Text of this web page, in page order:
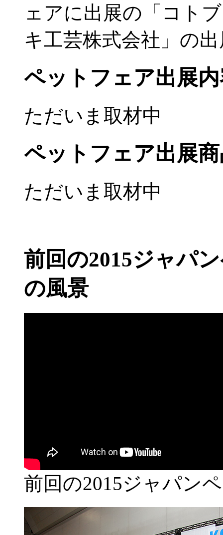
ェアに出展の「コトブ
キ工芸株式会社」の
ペットフェア出展
ただいま取材中
ペットフェア出展
ただいま取材中
前回の2015ジャパ
の風景
前回の2015ジャパン